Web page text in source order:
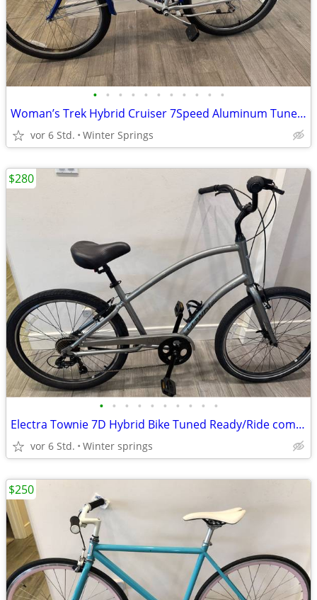
• • • • • • • • • • •
Woman’s Trek Hybrid Cruiser 7Speed Aluminum Tuned Ready/Ride
vor 6 Std. Winter Springs
• • • • • • • • • •
Electra Townie 7D Hybrid Bike Tuned Ready/Ride comfort cruiser
vor 6 Std. Winter springs
$280
$250